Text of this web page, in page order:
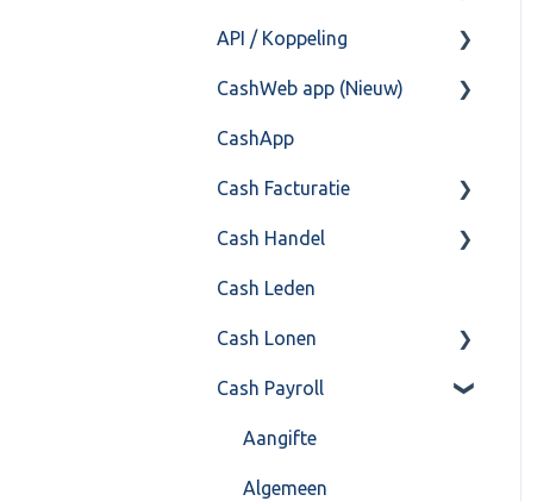
Postbus
Training & Consultancy
Overig
Fiscaal
Overig
CashHero Layout
Mailen vanuit CASHWeb
Algemeen gebruik
API / Koppeling
Algemeen
Api 3.0 (SOAP API)
API 4.0 (REST API)
CashWeb app (Nieuw)
Veel gestelde vragen
CashApp
Cash Facturatie
Factureren
Instellingen
Algemeen
Formulierlayout
Cash Handel
Inkoop
Verkoop
Voorraad
Overig
VoorraadService &
Cash Leden
Cash Lonen
Algemeen
Inrichting
Jaarafsluiting
Cash Payroll
Aangifte
Algemeen